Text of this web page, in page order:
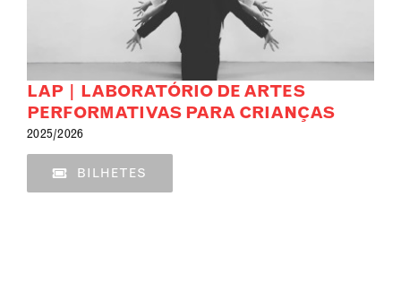
LAP | LABORATÓRIO DE ARTES
PERFORMATIVAS PARA CRIANÇAS
2025/2026
BILHETES